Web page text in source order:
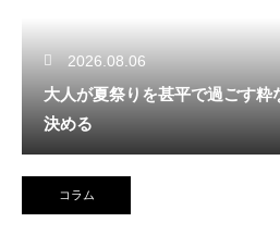
2026.08.06
大人が夏祭りを甚平で過ごす粋
決める
コラム